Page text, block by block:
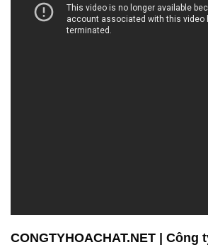
CONGTYHOACHAT.NET | Công